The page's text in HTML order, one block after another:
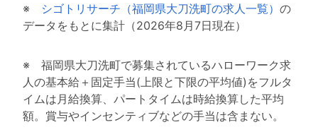
※ シゴトリサーチ（福岡県大刀洗町の求人一覧） の
データをもとに集計（2026年8月7日現在）
※ 福岡県大刀洗町で募集されているハローワーク求
人の基本給＋固定手当(上限と下限の平均値)をフルタ
イムは月給換算、パートタイムは時給換算した平均
額。賞与やインセンティブなどの手当は含まない。